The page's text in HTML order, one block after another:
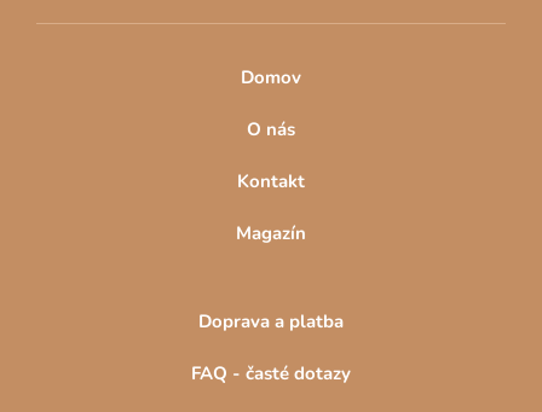
Domov
O nás
Kontakt
Magazín
Doprava a platba
FAQ - časté dotazy